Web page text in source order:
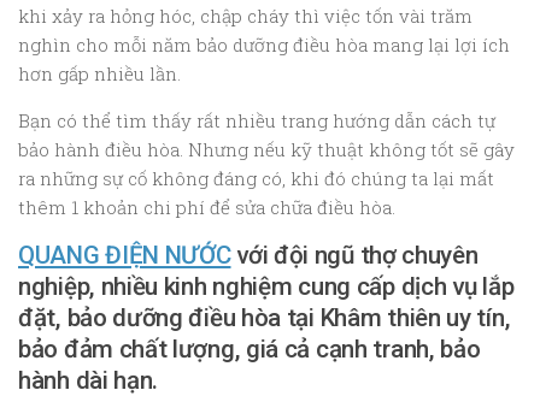
khi xảy ra hỏng hóc, chập cháy thì việc tốn vài trăm
nghìn cho mỗi năm bảo dưỡng điều hòa mang lại lợi ích
hơn gấp nhiều lần.
Bạn có thể tìm thấy rất nhiều trang hướng dẫn cách tự
bảo hành điều hòa. Nhưng nếu kỹ thuật không tốt sẽ gây
ra những sự cố không đáng có, khi đó chúng ta lại mất
thêm 1 khoản chi phí để sửa chữa điều hòa.
QUANG ĐIỆN NƯỚCvới đội ngũ thợ chuyên
nghiệp, nhiều kinh nghiệm cung cấp dịch vụ lắp
đặt, bảo dưỡng điều hòa tại Khâm thiên uy tín,
bảo đảm chất lượng, giá cả cạnh tranh, bảo
hành dài hạn.